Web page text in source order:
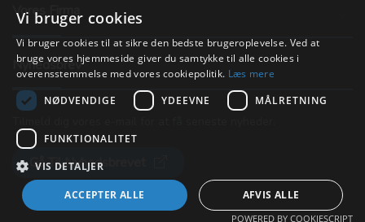
Vores Firma
Nyhedsbrev
Gå Til Nyhedsbrevet
Vi bruger cookies
Vi bruger cookies til at sikre den bedste brugeroplevelse. Ved at
bruge vores hjemmeside giver du samtykke til alle cookies i
overensstemmelse med vores cookiepolitik. Læs mere
NØDVENDIGE
YDEEVNE MÅLRETNING
FUNKTIONALITET
VIS DETALJER
ACCEPTER ALLE AFVIS ALLE
POWERED BY COOKIESCRIPT